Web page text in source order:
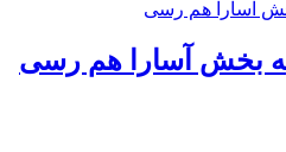
به بخش آسارا هم رسی